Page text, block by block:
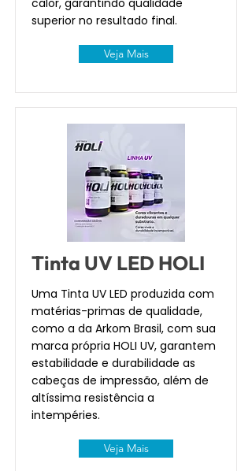
calor, garantindo qualidade
superior no resultado final.
Veja Mais
Tinta UV LED HOLI
Uma Tinta UV LED produzida com
matérias-primas de qualidade,
como a da Arkom Brasil, com sua
marca própria HOLI UV, garantem
estabilidade e durabilidade as
cabeças de impressão, além de
altíssima resistência a
intempéries.
Veja Mais